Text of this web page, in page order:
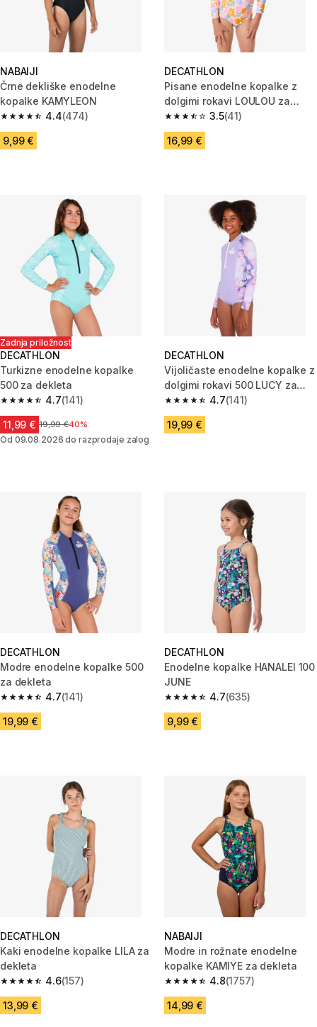
NABAIJI
Črne dekliške enodelne
kopalke KAMYLEON
4.4
4.4 od 5 zvezdic from 474 ocene
(474)
9,99 €
DECATHLON
Pisane enodelne kopalke z
dolgimi rokavi LOULOU za
dekleta
3.5
3.5 od 5 zvezdic from 41 ocene
(41)
16,99 €
Zadnja priložnost
DECATHLON
Turkizne enodelne kopalke
500 za dekleta
4.7
4.7 od 5 zvezdic from 141 ocene
(141)
11,99 € Cena pred znižanjem
19,99 €40%
Od 09.08.2026 do razprodaje zalog
DECATHLON
Vijoličaste enodelne kopalke z
dolgimi rokavi 500 LUCY za
dekleta
4.7
4.7 od 5 zvezdic from 141
(141)
19,99 €
DECATHLON
Modre enodelne kopalke 500
za dekleta
4.7
4.7 od 5 zvezdic from 141 ocene
(141)
19,99 €
DECATHLON
Enodelne kopalke HANALEI 100
JUNE
4.7
4.7 od 5 zvezdic from 635
(635)
9,99 €
DECATHLON
Kaki enodelne kopalke LILA za
dekleta
4.6
4.6 od 5 zvezdic from 157 ocene
(157)
13,99 €
NABAIJI
Modre in rožnate enodelne
kopalke KAMIYE za dekleta
4.8
4.8 od 5 zvezdic from 1757
(1757)
14,99 €